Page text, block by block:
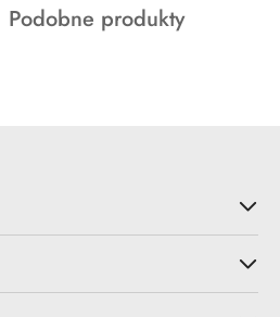
Produkty
Podobne produkty